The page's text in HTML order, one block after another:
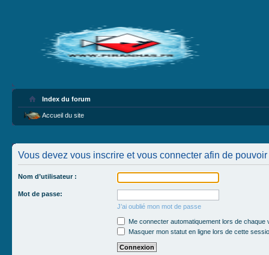
Index du forum
Accueil du site
Vous devez vous inscrire et vous connecter afin de
Nom d’utilisateur :
Mot de passe:
J’ai oublié mon mot de passe
Me connecter automatiquement lors de chaque
Masquer mon statut en ligne lors de cette